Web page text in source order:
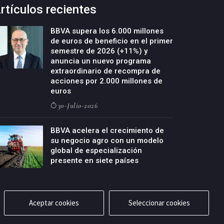
recientes
BBVA supera los 6.000 millones
de euros de beneficio en el primer
semestre de 2026 (+11%) y
anuncia un nuevo programa
extraordinario de recompra de
acciones por 2.000 millones de
euros
30-Julio-2026
BBVA acelera el crecimiento de
su negocio agro con un modelo
global de especialización
presente en siete países
Aceptar cookies Seleccionar cookies